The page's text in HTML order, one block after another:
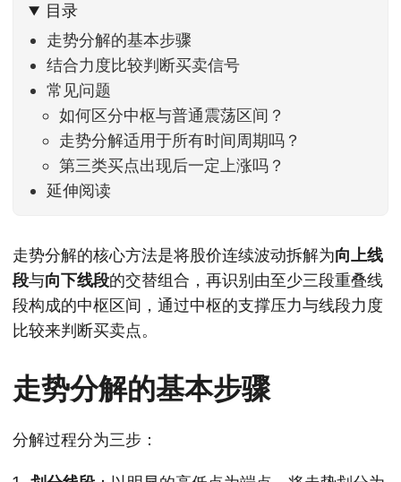
家感受到了春天般的暖风。指数涨了百点，交易额
回暖到2
目录
走势分解的基本步骤
结合力度比较判断买卖信号
常见问题
如何区分中枢与普通震荡区间？
走势分解适用于所有时间周期吗？
第三类买点出现后一定上涨吗？
延伸阅读
走势分解的核心方法是将股价连续波动拆解为向上线
段与向下线段的交替组合，再识别由至少三段重叠线
段构成的中枢区间，通过中枢的支撑压力与线段力度
比较来判断买卖点。
走势分解的基本步骤
分解过程分为三步：